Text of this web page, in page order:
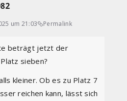
um 21:03 Permalink
beträgt jetzt der
sieben?
kleiner. Ob es zu Platz 7
reichen kann, lässt sich